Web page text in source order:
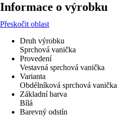
Informace o výrobku
Přeskočit oblast
Druh výrobku
Sprchová vanička
Provedení
Vestavná sprchová vanička
Varianta
Obdélníková sprchová vanička
Základní barva
Bílá
Barevný odstín